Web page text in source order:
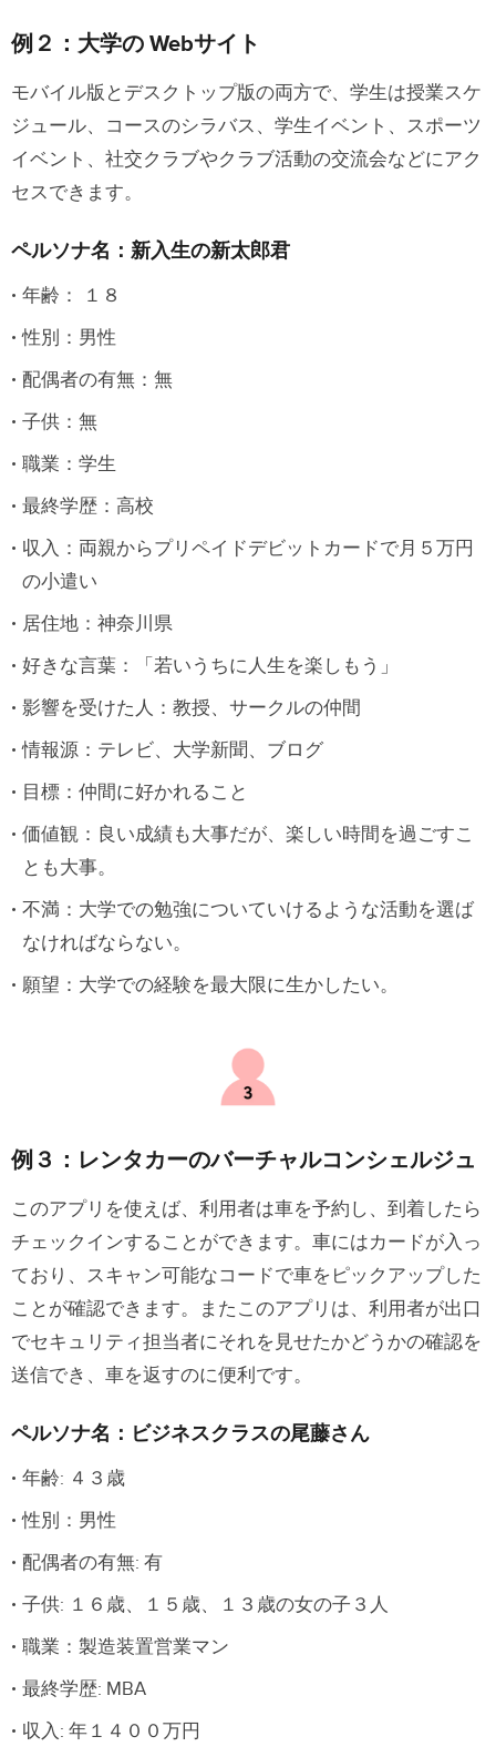
例２：大学の Webサイト
モバイル版とデスクトップ版の両方で、学生は授業スケ
ジュール、コースのシラバス、学生イベント、スポーツ
イベント、社交クラブやクラブ活動の交流会などにアク
セスできます。
ペルソナ名：新入生の新太郎君
年齢： １８
性別：男性
配偶者の有無：無
子供：無
職業：学生
最終学歴：高校
収入：両親からプリペイドデビットカードで月５万円
の小遣い
居住地：神奈川県
好きな言葉：「若いうちに人生を楽しもう」
影響を受けた人：教授、サークルの仲間
情報源：テレビ、大学新聞、ブログ
目標：仲間に好かれること
価値観：良い成績も大事だが、楽しい時間を過ごすこ
とも大事。
不満：大学での勉強についていけるような活動を選ば
なければならない。
願望：大学での経験を最大限に生かしたい。
例３：レンタカーのバーチャルコンシェルジュ
このアプリを使えば、利用者は車を予約し、到着したら
チェックインすることができます。車にはカードが入っ
ており、スキャン可能なコードで車をピックアップした
ことが確認できます。またこのアプリは、利用者が出口
でセキュリティ担当者にそれを見せたかどうかの確認を
送信でき、車を返すのに便利です。
ペルソナ名：ビジネスクラスの尾藤さん
年齢: ４３歳
性別：男性
配偶者の有無: 有
子供: １６歳、１５歳、１３歳の女の子３人
職業：製造装置営業マン
最終学歴: MBA
収入: 年１４００万円